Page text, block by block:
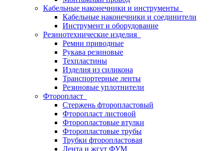
Кабельные наконечники и инструменты
Кабельные наконечники и соединители
Инструмент и оборудование
Резинотехнические изделия
Ремни приводные
Рукава резиновые
Техпластины
Изделия из силикона
Транспортерные ленты
Резиновые уплотнители
Фторопласт
Стержень фторопластовый
Фторопласт листовой
Фторопластовые втулки
Фторопластовые трубы
Трубки фторопластовая
Лента и жгут ФУМ